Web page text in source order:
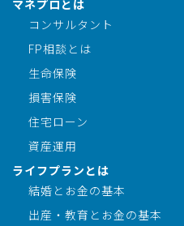
マネプロとは
コンサルタント
FP相談とは
生命保険
損害保険
住宅ローン
資産運用
ライフプランとは
結婚とお金の基本
出産・教育とお金の基本